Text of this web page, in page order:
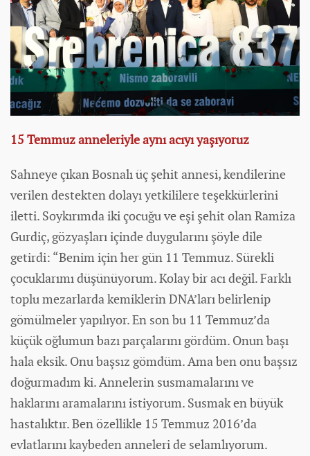
15 Temmuz anneleriyle aynı acıyı yaşıyoruz
Sahneye çıkan Bosnalı üç şehit annesi, kendilerine
verilen destekten dolayı yetkililere teşekkürlerini
iletti. Soykırımda iki çocuğu ve eşi şehit olan Ramiza
Gurdiç, gözyaşları içinde duygularını şöyle dile
getirdi: “Benim için her gün 11 Temmuz. Sürekli
çocuklarımı düşünüyorum. Kolay bir acı değil. Farklı
toplu mezarlarda kemiklerin DNA’ları belirlenip
gömülmeler yapılıyor. En son bu 11 Temmuz’da
küçük oğlumun bazı parçalarını gördüm. Onun başı
hala eksik. Onu başsız gömdüm. Ama ben onu başsız
doğurmadım ki. Annelerin susmamalarını ve
haklarını aramalarını istiyorum. Susmak en büyük
hastalıktır. Ben özellikle 15 Temmuz 2016’da
evlatlarını kaybeden anneleri de selamlıyorum.